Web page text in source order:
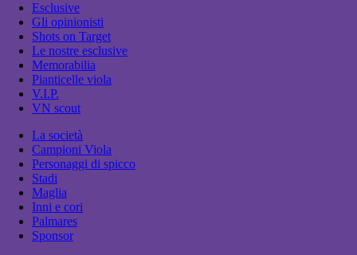
Esclusive
Gli opinionisti
Shots on Target
Le nostre esclusive
Memorabilia
Pianticelle viola
V.I.P.
VN scout
La società
Campioni Viola
Personaggi di spicco
Stadi
Maglia
Inni e cori
Palmares
Sponsor